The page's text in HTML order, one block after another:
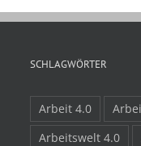
SCHLAGWÖRTER
Arbeit 4.0
Arbeitswelt 4.0